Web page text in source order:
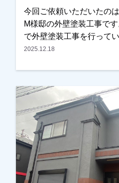
せをさせていただき、最
気の外観に仕上がりまし
満足いただくことができ
思っております。この度
にありがとうございまし
今回ご依頼いただいたの
M様邸の外壁塗装工事で
で外壁塗装工事を行って
覧になっていたそうで「
地（コーキング）の劣化
そろ外壁塗装を検討しな
ことでした。そこでまず
状態や目地の傷みなどを
壁塗装工事のお見積りを
工内容や金額についても
が、特に「近所で施工し
にしてほしい」というご
2025.12.18